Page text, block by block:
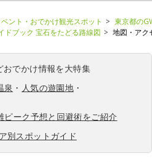
ント・おでかけ観光スポット
東京都の
ドブック 宝石をたどる路線図 地図・アク
おでかけ情報を大特集
泉 ・ 人気の遊園地 ・
ーク予想と回避術をご紹介
別スポットガイド